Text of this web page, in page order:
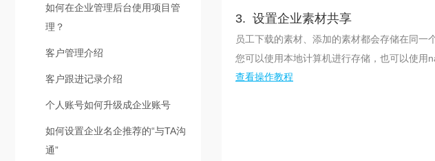
如何在企业管理后台使用项目管
理？
客户管理介绍
客户跟进记录介绍
个人账号如何升级成企业账号
如何设置企业名企推荐的“与TA沟
通”
3. 设置企业素材共享
员工下载的素材、添加的素材都会存储在同一
您可以使用本地计算机进行存储，也可以使用
查看操作教程